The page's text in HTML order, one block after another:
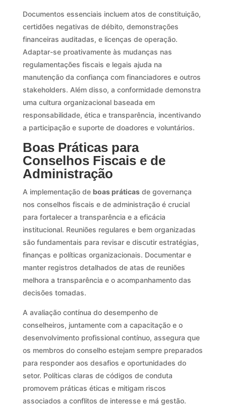
Documentos essenciais incluem atos de constituição,
certidões negativas de débito, demonstrações
financeiras auditadas, e licenças de operação.
Adaptar-se proativamente às mudanças nas
regulamentações fiscais e legais ajuda na
manutenção da confiança com financiadores e outros
stakeholders. Além disso, a conformidade demonstra
uma cultura organizacional baseada em
responsabilidade, ética e transparência, incentivando
a participação e suporte de doadores e voluntários.
Boas Práticas para
Conselhos Fiscais e de
Administração
A implementação de boas práticasde governança
nos conselhos fiscais e de administração é crucial
para fortalecer a transparência e a eficácia
institucional. Reuniões regulares e bem organizadas
são fundamentais para revisar e discutir estratégias,
finanças e políticas organizacionais. Documentar e
manter registros detalhados de atas de reuniões
melhora a transparência e o acompanhamento das
decisões tomadas.
A avaliação contínua do desempenho de
conselheiros, juntamente com a capacitação e o
desenvolvimento profissional contínuo, assegura que
os membros do conselho estejam sempre preparados
para responder aos desafios e oportunidades do
setor. Políticas claras de códigos de conduta
promovem práticas éticas e mitigam riscos
associados a conflitos de interesse e má gestão.